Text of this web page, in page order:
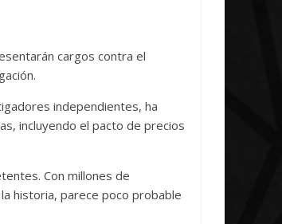
cargos contra el
independientes, ha
incluyendo el pacto de precios
Con millones de
historia, parece poco probable
Txus